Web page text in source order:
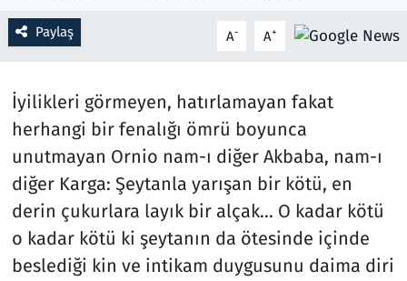
Paylaş A- A+
İyilikleri görmeyen, hatırlamayan fakat
herhangi bir fenalığı ömrü boyunca
unutmayan Ornio nam-ı diğer Akbaba, nam-ı
diğer Karga: Şeytanla yarışan bir kötü, en
derin çukurlara layık bir alçak… O kadar kötü
o kadar kötü ki şeytanın da ötesinde içinde
beslediği kin ve intikam duygusunu daima diri
Memur ve Kamu
Oyun
Ramazan
Resmi İlanlar
Rüya Tabirleri